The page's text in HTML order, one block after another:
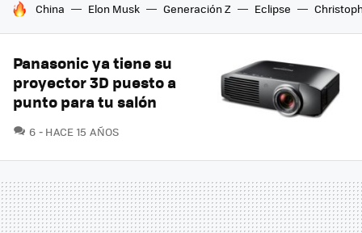
HOY SE HABLA DE
China Elon Musk Generación Z Eclipse
Panasonic ya tiene su
proyector 3D puesto a
punto para tu salón
6 COMENTARIOS
HACE 15 AÑOS